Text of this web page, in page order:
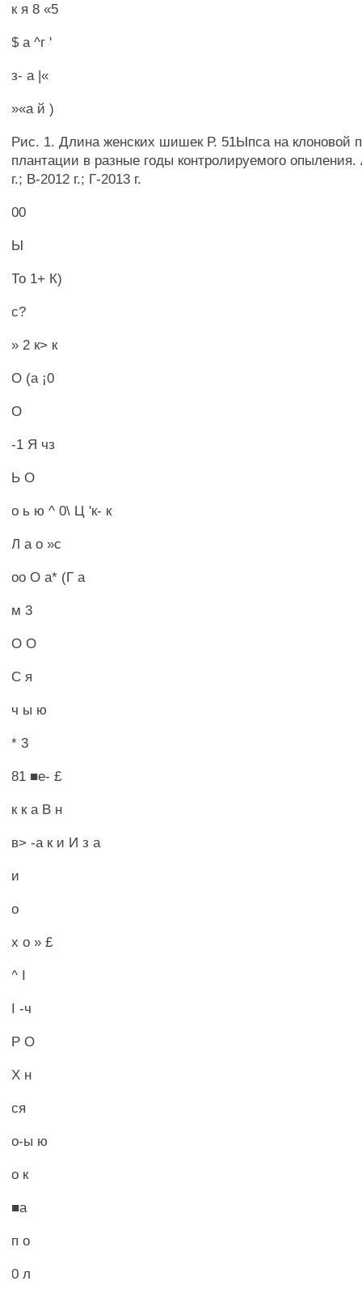
к я 8 «5
$ а ^г '
з- а |«
»«а й )
Рис. 1. Длина женских шишек Р. 51Ыпса на клоновой
плантации в разные годы контролируемого
г.; В-2012 г.; Г-2013 г.
00
Ы
То 1+ К)
с?
» 2 к> к
О (а ¡0
О
-1 Я чз
Ь О
о ь ю ^ 0\ Ц 'к- к
Л а о »с
оо О а* (Г а
м 3
О О
С я
ч ы ю
* 3
81 ■е- £
к к а В н
в> -а к и И з а
и
о
х о » £
^ I
I -ч
Р О
X н
ся
о-ы ю
о к
■а
п о
0 л